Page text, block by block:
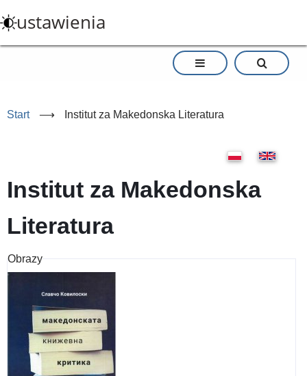
do
treści
ustawienia
Start ⟶ Institut za Makedonska Literatura
Institut za Makedonska
Literatura
Obrazy